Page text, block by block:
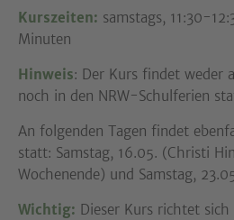
Kurszeiten: samstags, 11:30-
Minuten
Hinweis: Der Kurs findet weder
noch in den NRW-Schulferien
An folgenden Tagen findet
statt: Samstag, 16.05. (Christi
Wochenende) und Samstag,
Wichtig: Dieser Kurs richtet